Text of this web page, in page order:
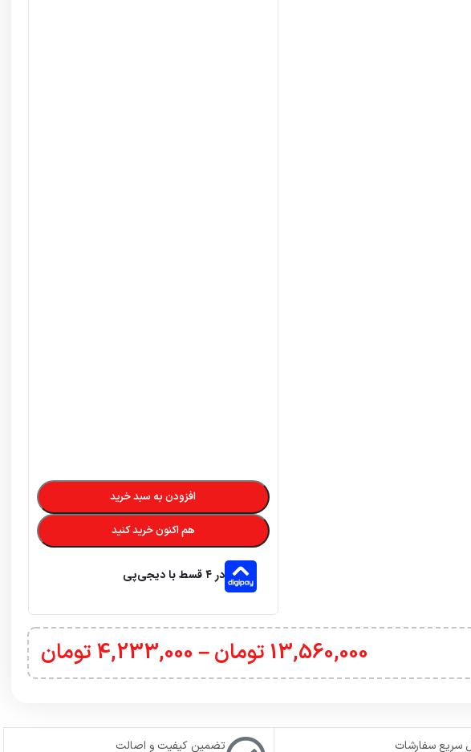
افزودن به سبد خرید
هم اکنون خرید کنید
در ۴ قسط با دیجی‌پی
13,560,000 تومان–
4,233,000 تومان
سریع سفارشات تضمین کیفیت و اصالت